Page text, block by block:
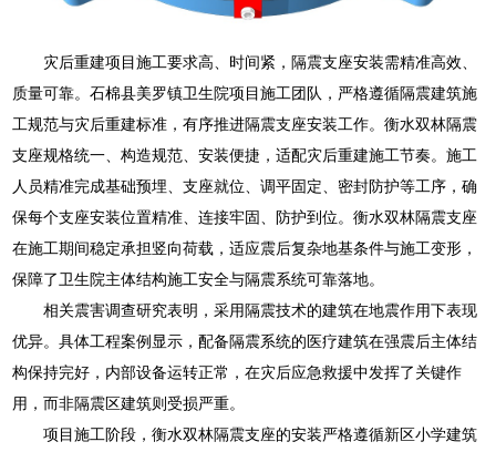
灾后重建项目施工要求高、时间紧，隔震支座安装需精准高效、
质量可靠。石棉县美罗镇卫生院项目施工团队，严格遵循隔震建筑施
工规范与灾后重建标准，有序推进隔震支座安装工作。衡水双林隔震
支座规格统一、构造规范、安装便捷，适配灾后重建施工节奏。施工
人员精准完成基础预埋、支座就位、调平固定、密封防护等工序，确
保每个支座安装位置精准、连接牢固、防护到位。衡水双林隔震支座
在施工期间稳定承担竖向荷载，适应震后复杂地基条件与施工变形，
保障了卫生院主体结构施工安全与隔震系统可靠落地。
相关震害调查研究表明，采用隔震技术的建筑在地震作用下表现
优异。具体工程案例显示，配备隔震系统的医疗建筑在强震后主体结
构保持完好，内部设备运转正常，在灾后应急救援中发挥了关键作
用，而非隔震区建筑则受损严重。
项目施工阶段，衡水双林隔震支座的安装严格遵循新区小学建筑